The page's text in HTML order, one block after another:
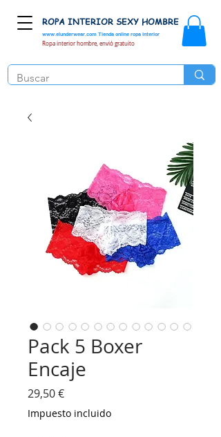
www.elunderwear.com Tienda online ropa interior
ROPA INTERIOR SEXY HOMBRE
Ropa interior hombre, envió gratuito
Pack 5 Boxer
Encaje
29,50 €Precio
Impuesto incluido